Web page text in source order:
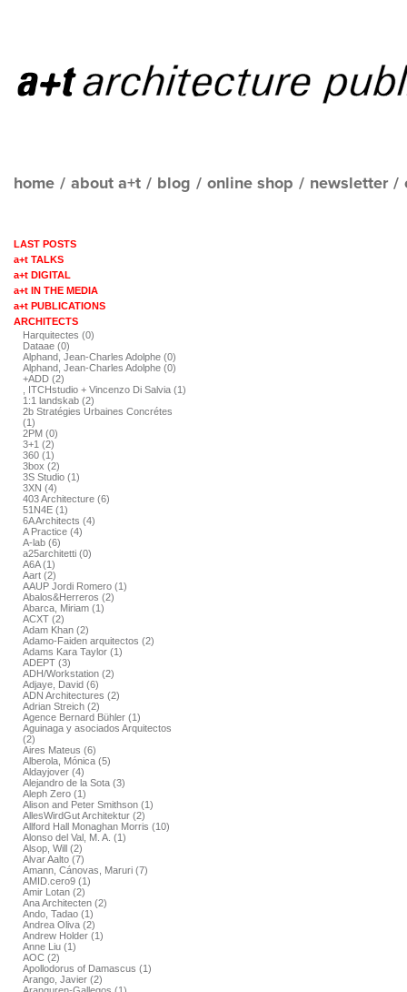
home / about a+t / blog / online shop / newsletter /
LAST POSTS
a+t TALKS
a+t DIGITAL
a+t IN THE MEDIA
a+t PUBLICATIONS
ARCHITECTS
Harquitectes (0)
Dataae (0)
Alphand, Jean-Charles Adolphe (0)
Alphand, Jean-Charles Adolphe (0)
+ADD (2)
, ITCHstudio + Vincenzo Di Salvia (1)
1:1 landskab (2)
2b Stratégies Urbaines Concrétes
(1)
2PM (0)
3+1 (2)
360 (1)
3box (2)
3S Studio (1)
3XN (4)
403 Architecture (6)
51N4E (1)
6A Architects (4)
A Practice (4)
A-lab (6)
a25architetti (0)
A6A (1)
Aart (2)
AAUP Jordi Romero (1)
Abalos&Herreros (2)
Abarca, Miriam (1)
ACXT (2)
Adam Khan (2)
Adamo-Faiden arquitectos (2)
Adams Kara Taylor (1)
ADEPT (3)
ADH/Workstation (2)
Adjaye, David (6)
ADN Architectures (2)
Adrian Streich (2)
Agence Bernard Bühler (1)
Aguinaga y asociados Arquitectos
(2)
Aires Mateus (6)
Alberola, Mónica (5)
Aldayjover (4)
Alejandro de la Sota (3)
Aleph Zero (1)
Alison and Peter Smithson (1)
AllesWirdGut Architektur (2)
Allford Hall Monaghan Morris (10)
Alonso del Val, M. A. (1)
Alsop, Will (2)
Alvar Aalto (7)
Amann, Cánovas, Maruri (7)
AMID.cero9 (1)
Amir Lotan (2)
Ana Architecten (2)
Ando, Tadao (1)
Andrea Oliva (2)
Andrew Holder (1)
Anne Liu (1)
AOC (2)
Apollodorus of Damascus (1)
Arango, Javier (2)